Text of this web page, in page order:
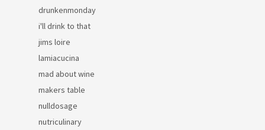
drunkenmonday
i'll drink to that
jims loire
lamiacucina
mad about wine
makers table
nulldosage
nutriculinary